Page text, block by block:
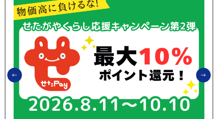
前のスライドを表示